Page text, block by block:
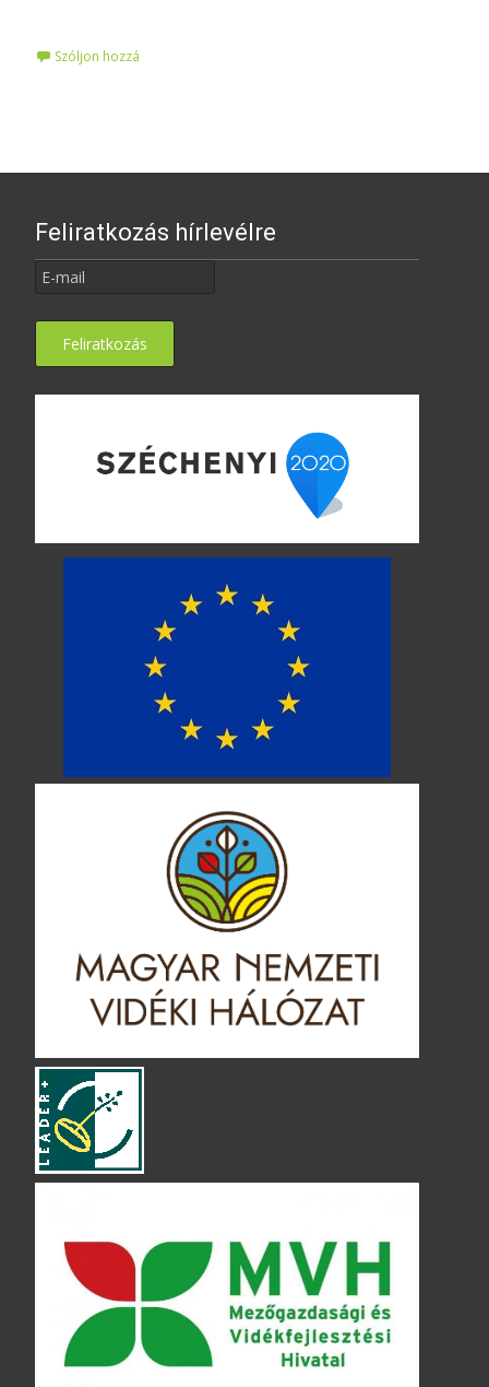
Szóljon hozzá
Feliratkozás hírlevélre